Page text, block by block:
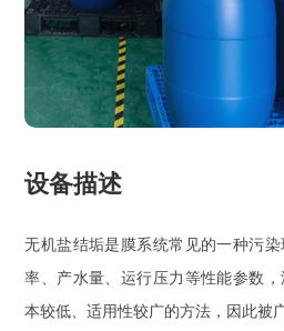
设备描述
无机盐结垢是膜系统常见的一种污
率、产水量、运行压力等性能参数
本较低、适用性较广的方法，因此被